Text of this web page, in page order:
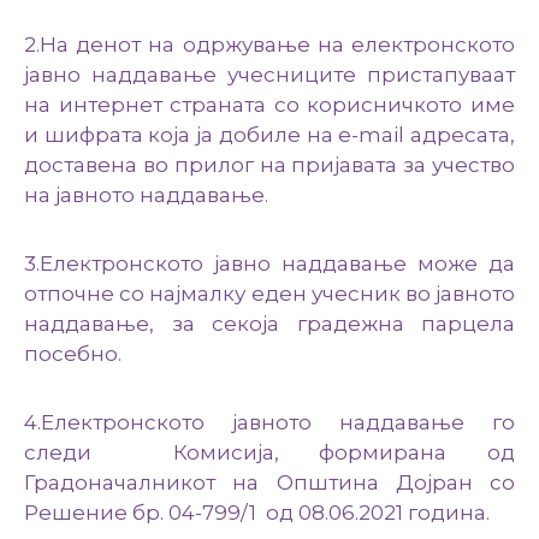
2.На денот на одржување на електронското
јавно наддавање учесниците пристапуваат
на интернет страната со корисничкото име
и шифрата која ја добиле на e-mail адресата,
доставена во прилог на пријавата за учество
на јавното наддавање.
3.Електронското јавно наддавање може да
отпочне со најмалку еден учесник во јавното
наддавање, за секоја градежна парцела
посебно.
4.Електронското јавното наддавање го
следи Комисија, формирана од
Градоначалникот на Општина Дојран со
Решение бр. 04-799/1 од 08.06.2021 година.